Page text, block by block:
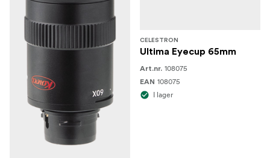
CELESTRON
Ultima Eyecup 65mm
Art.nr. 108075
EAN 108075
I lager